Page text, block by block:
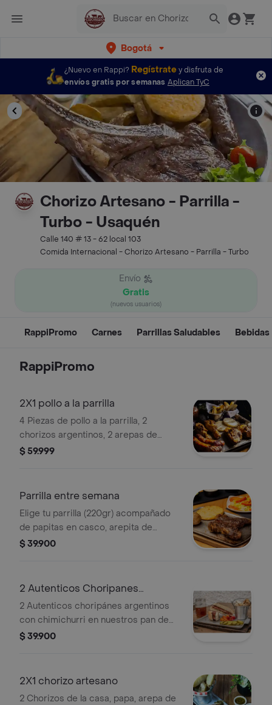
Bogotá
¿Nuevo en Rappi? Regístratey disfruta de
envíos gratis por semanas Aplican TyC
Chorizo Artesano - Parrilla -
Turbo - Usaquén
Calle 140 # 13 - 62 local 103
Comida Internacional - Chorizo Artesano - Parrilla - Turbo
Envío
Gratis
(nuevos usuarios)
RappiPromo Carnes Parrillas Saludables Bebidas
RappiPromo
2X1 pollo a la parrilla
4 Piezas de pollo a la parrilla, 2
chorizos argentinos, 2 arepas de
queso y 2 porciones de papa en
$ 59.999
Parrilla entre semana
Elige tu parrilla (220gr) acompañado
de papitas en casco, arepita de
queso y plátano asado. suficiente
$ 39.900
2 Autenticos Choripanes
Argentinos
2 Autenticos choripánes argentinos
con chimichurri en nuestros pan de
orégano de 18cm, 2 toppings a
$ 39.900
2X1 chorizo artesano
2 Chorizos de la casa, papa, arepa de